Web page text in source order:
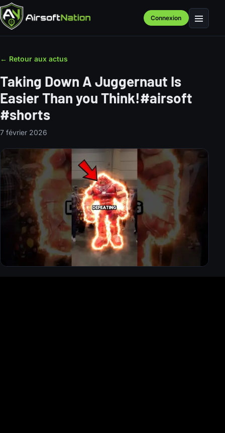
Connexion Menu
← Retour aux actus
Taking Down A Juggernaut Is
Easier Than you Think!#airsoft
#shorts
7 février 2026